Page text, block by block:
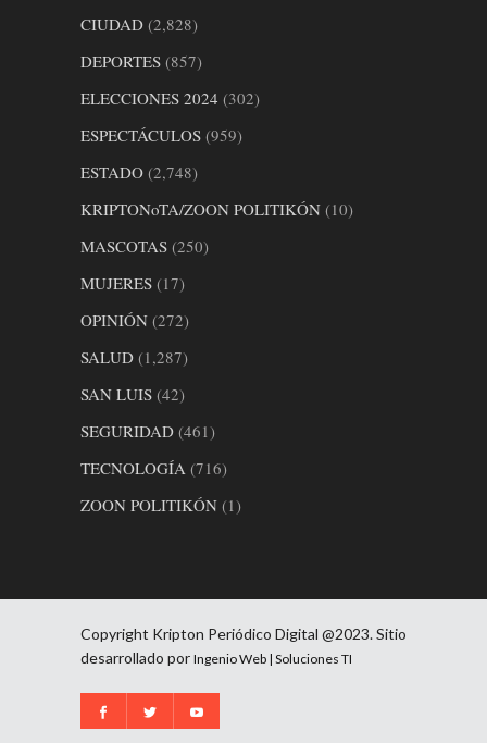
CIUDAD (2,828)
DEPORTES (857)
ELECCIONES 2024 (302)
ESPECTÁCULOS (959)
ESTADO (2,748)
KRIPTONoTA/ZOON POLITIKÓN (10)
MASCOTAS (250)
MUJERES (17)
OPINIÓN (272)
SALUD (1,287)
SAN LUIS (42)
SEGURIDAD (461)
TECNOLOGÍA (716)
ZOON POLITIKÓN (1)
Copyright Kripton Periódico Digital @2023. Sitio
desarrollado por Ingenio Web | Soluciones TI